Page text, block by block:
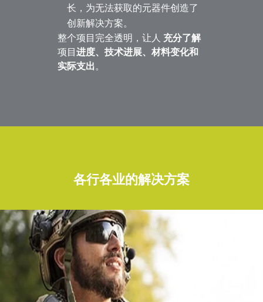
长，为无法获取的元器件创造了
创新解决方案。
整个项目完全透明，让人 充分了解
项目 进度、技术进展、材料变化和
实际支出。
各行各业的解决方案